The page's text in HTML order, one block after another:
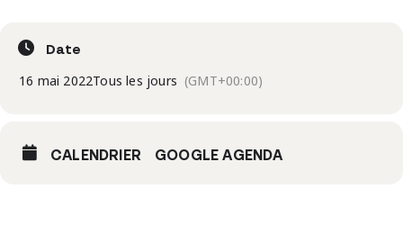
Date
16 mai 2022Tous les jours (GMT+00:00)
CALENDRIER GOOGLE AGENDA